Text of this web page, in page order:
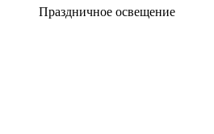
Праздничное освещение